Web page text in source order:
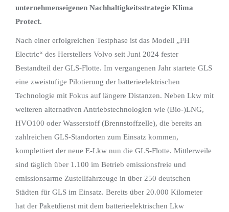
unternehmenseigenen Nachhaltigkeitsstrategie Klima
Protect.
Nach einer erfolgreichen Testphase ist das Modell „FH
Electric“ des Herstellers Volvo seit Juni 2024 fester
Bestandteil der GLS-Flotte. Im vergangenen Jahr startete GLS
eine zweistufige Pilotierung der batterieelektrischen
Technologie mit Fokus auf längere Distanzen. Neben Lkw mit
weiteren alternativen Antriebstechnologien wie (Bio-)LNG,
HVO100 oder Wasserstoff (Brennstoffzelle), die bereits an
zahlreichen GLS-Standorten zum Einsatz kommen,
komplettiert der neue E-Lkw nun die GLS-Flotte. Mittlerweile
sind täglich über 1.100 im Betrieb emissionsfreie und
emissionsarme Zustellfahrzeuge in über 250 deutschen
Städten für GLS im Einsatz. Bereits über 20.000 Kilometer
hat der Paketdienst mit dem batterieelektrischen Lkw